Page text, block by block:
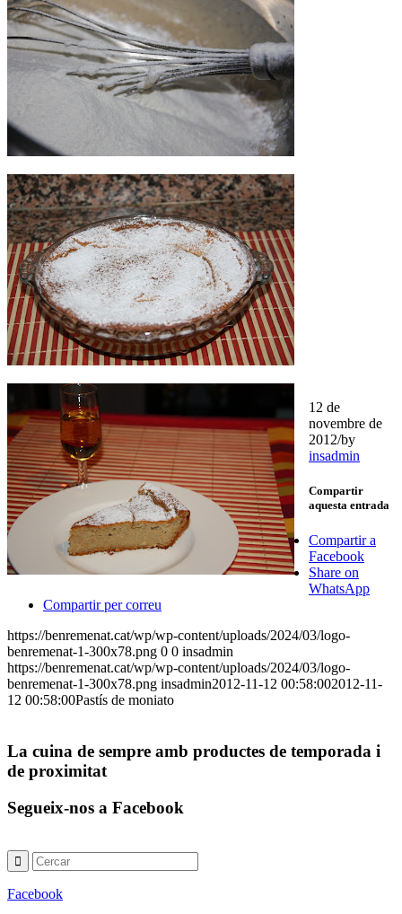
12 de
novembre de
2012/by
insadmin
Compartir
aquesta entrada
Compartir a
Facebook
Share on
WhatsApp
Compartir per correu
https://benremenat.cat/wp/wp-content/uploads/2024/03/logo-
benremenat-1-300x78.png 0 0 insadmin
https://benremenat.cat/wp/wp-content/uploads/2024/03/logo-
benremenat-1-300x78.png insadmin2012-11-12 00:58:002012-11-
12 00:58:00Pastís de moniato
La cuina de sempre amb productes de temporada i
de proximitat
Segueix-nos a Facebook
Facebook